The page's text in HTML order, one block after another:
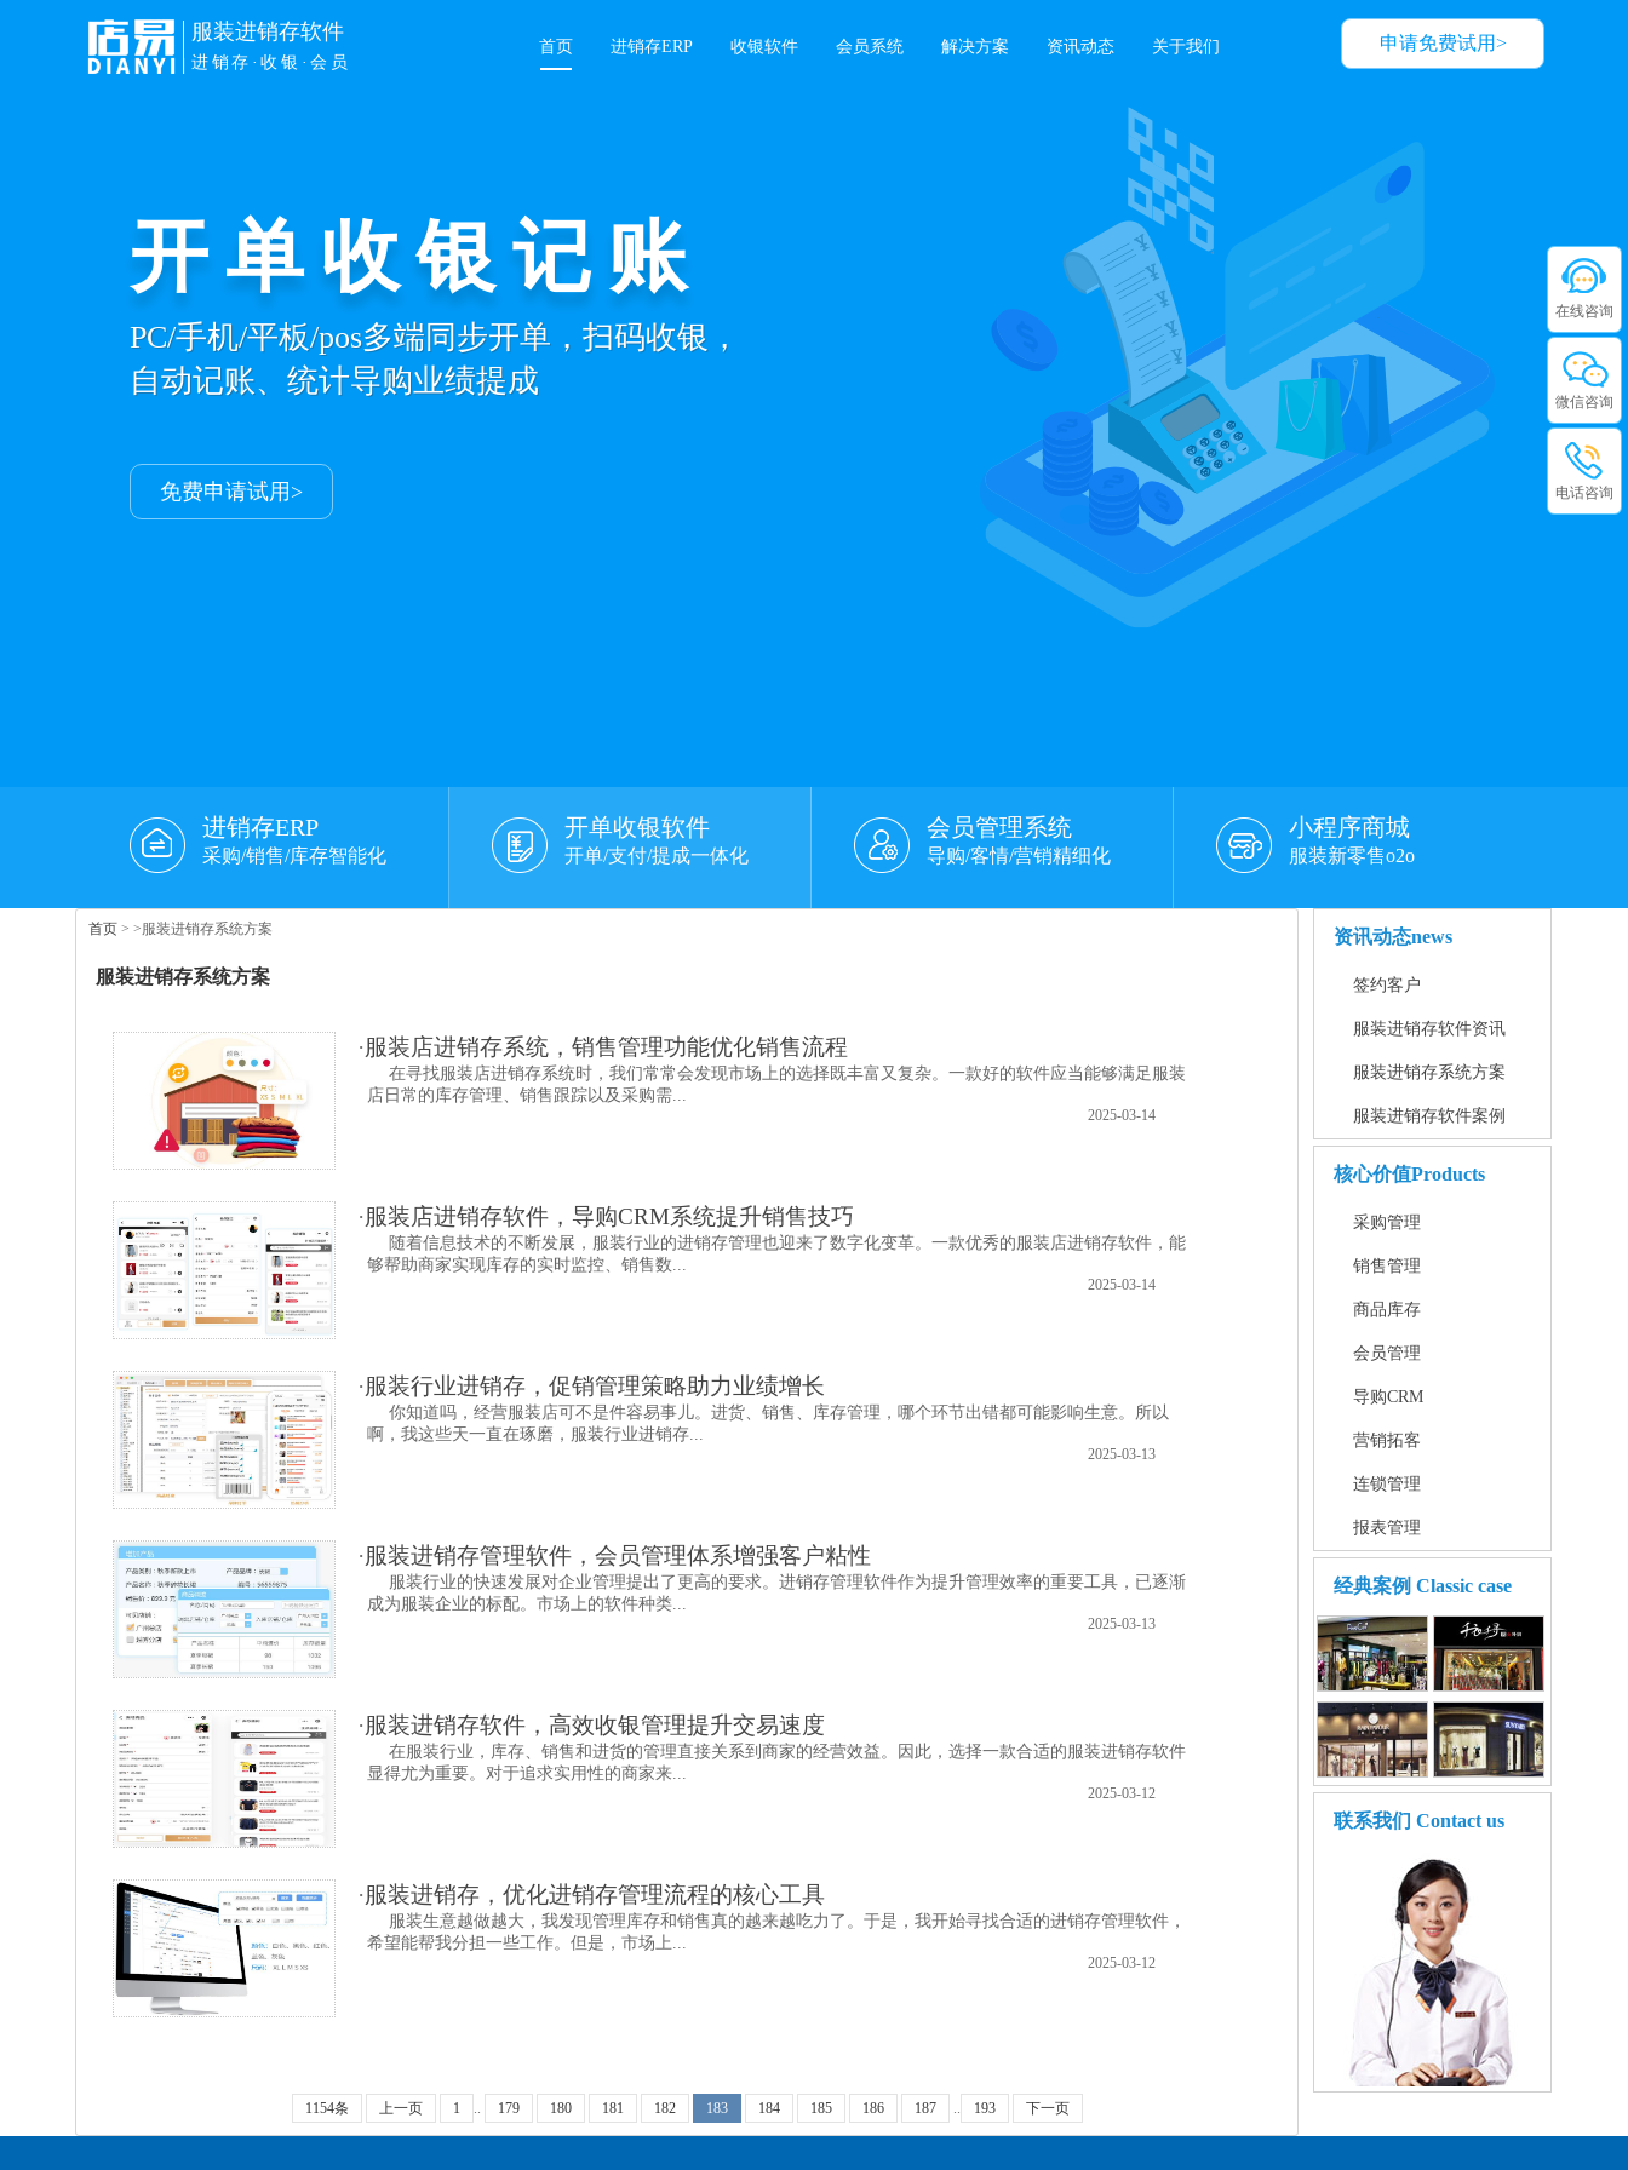
申请免费试用>
服装进销存软件
进销存·收银·会员
首页 进销存ERP 收银软件 会员系统 解决方案 资讯动态 关于我们
开单收银记账
PC/手机/平板/pos多端同步开单，扫码收银，
自动记账、统计导购业绩提成
免费申请试用>
进销存ERP
采购/销售/库存智能化
开单收银软件
开单/支付/提成一体化
会员管理系统
导购/客情/营销精细化
小程序商城
服装新零售o2o
资讯动态news
签约客户
服装进销存软件资讯
服装进销存系统方案
服装进销存软件案例
核心价值Products
采购管理
销售管理
商品库存
会员管理
导购CRM
营销拓客
连锁管理
报表管理
经典案例 Classic case
联系我们 Contact us
首页 > >服装进销存系统方案
服装进销存系统方案
·服装店进销存系统，销售管理功能优化销售流程
在寻找服装店进销存系统时，我们常常会发现市场上的选择既丰富又复杂。一款好的软件应当能够满足服装
店日常的库存管理、销售跟踪以及采购需...
2025-03-14
·服装店进销存软件，导购CRM系统提升销售技巧
随着信息技术的不断发展，服装行业的进销存管理也迎来了数字化变革。一款优秀的服装店进销存软件，能
够帮助商家实现库存的实时监控、销售数...
2025-03-14
·服装行业进销存，促销管理策略助力业绩增长
你知道吗，经营服装店可不是件容易事儿。进货、销售、库存管理，哪个环节出错都可能影响生意。所以
啊，我这些天一直在琢磨，服装行业进销存...
2025-03-13
·服装进销存管理软件，会员管理体系增强客户粘性
服装行业的快速发展对企业管理提出了更高的要求。进销存管理软件作为提升管理效率的重要工具，已逐渐
成为服装企业的标配。市场上的软件种类...
2025-03-13
·服装进销存软件，高效收银管理提升交易速度
在服装行业，库存、销售和进货的管理直接关系到商家的经营效益。因此，选择一款合适的服装进销存软件
显得尤为重要。对于追求实用性的商家来...
2025-03-12
·服装进销存，优化进销存管理流程的核心工具
服装生意越做越大，我发现管理库存和销售真的越来越吃力了。于是，我开始寻找合适的进销存管理软件，
希望能帮我分担一些工作。但是，市场上...
2025-03-12
1154条 上一页 1 .. 179 180 181 182 183 184 185 186 187 .. 193 下一页
在线咨询
微信咨询
电话咨询